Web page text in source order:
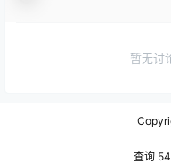
暂无讨
查询